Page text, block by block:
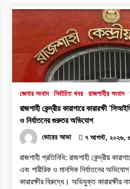
জেলার সংবাদ নির্বাচিত খবর রাজশাহীর সংবাদ
রাজশাহী কেন্দ্রীয় কারাগারে কারারক্ষী
ও নির্যাতনের গুরুতর অভিযোগ
ভোরের আভা ৭ আগস্ট, ২০২৬,
রাজশাহী প্রতিনিধি: রাজশাহী কেন্দ্রীয়
এবং শারীরিক ও মানসিক নির্যাতনের
কারারক্ষীর বিরুদ্ধে। অভিযুক্ত কারারক্ষীর